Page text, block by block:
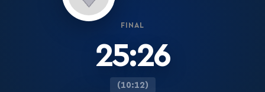
FINAL
25:26
(10:12)